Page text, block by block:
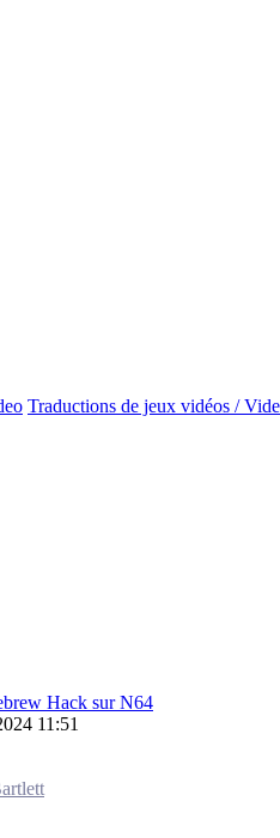
Traductions de jeux vidéos /
Hack sur N64
11:51